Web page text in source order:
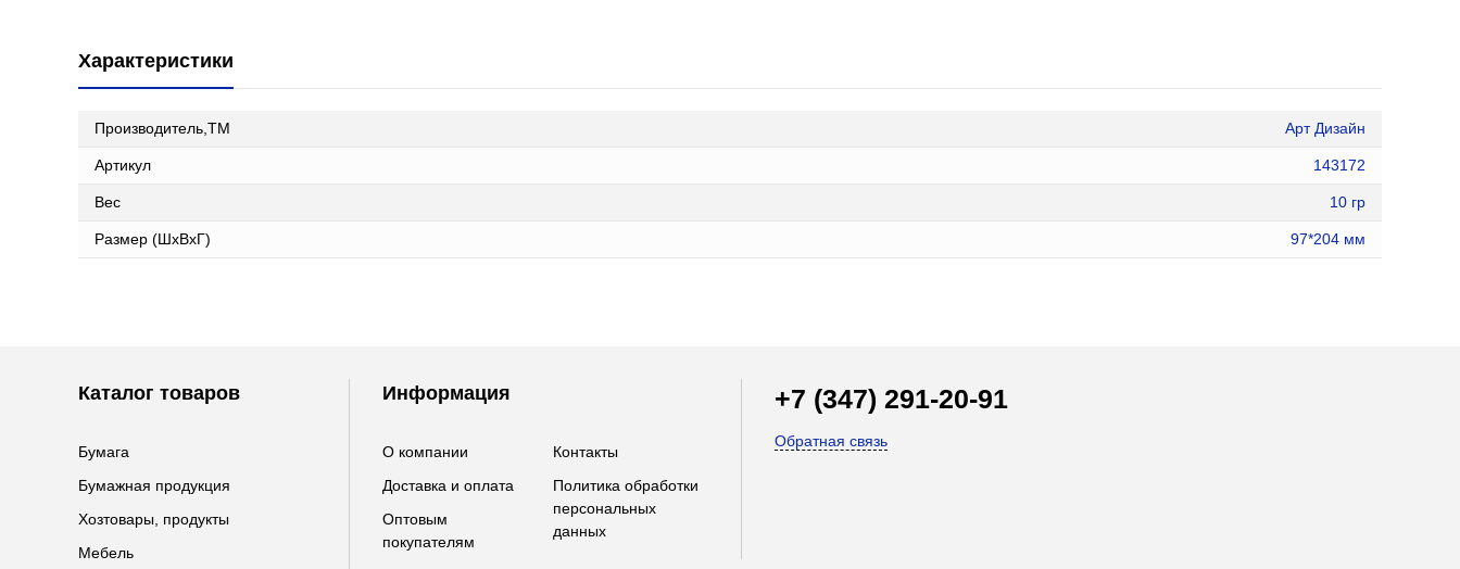
Характеристики
Производитель,ТМ Арт Дизайн
Артикул 143172
Вес 10 гр
Размер (ШxВxГ) 97*204 мм
Каталог товаров
Бумага
Бумажная продукция
Хозтовары, продукты
Мебель
Информация
О компании
Доставка и оплата
Оптовым
покупателям
Контакты
Политика обработки
персональных
данных
+7 (347) 291-20-91
Обратная связь